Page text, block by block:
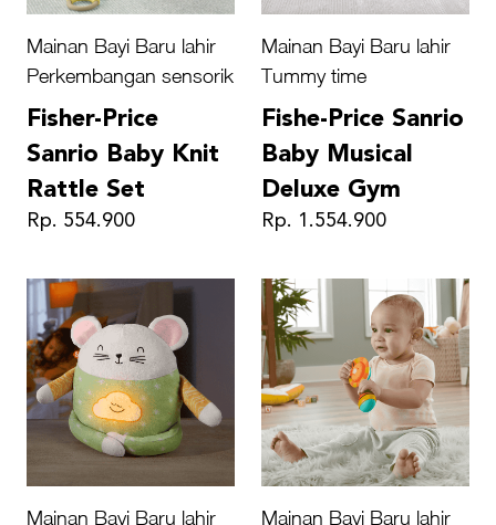
Mainan Bayi Baru lahir
Perkembangan sensorik
Fisher-Price
Sanrio Baby Knit
Rattle Set
Rp. 554.900
Mainan Bayi Baru lahir
Tummy time
Fishe-Price Sanrio
Baby Musical
Deluxe Gym
Rp. 1.554.900
Mainan Bayi Baru lahir Mainan Bayi Baru lahir